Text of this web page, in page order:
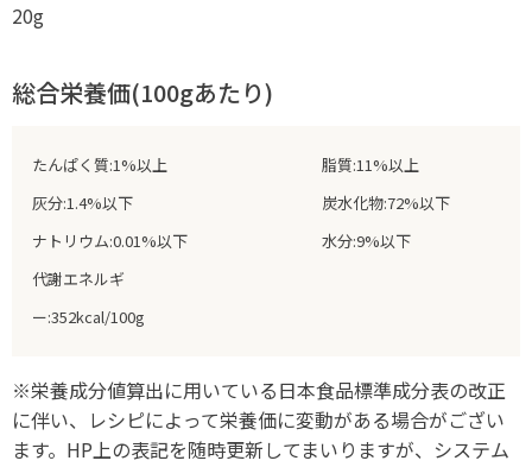
20g
総合栄養価(100gあたり)
たんぱく質:1%以上
脂質:11%以上
灰分:1.4%以下
炭水化物:72%以下
ナトリウム:0.01%以下
水分:9%以下
代謝エネルギ
ー:352kcal/100g
※栄養成分値算出に用いている日本食品標準成分表の改正
に伴い、レシピによって栄養価に変動がある場合がござい
ます。HP上の表記を随時更新してまいりますが、システム